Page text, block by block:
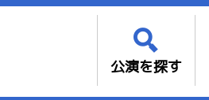
公演を探す